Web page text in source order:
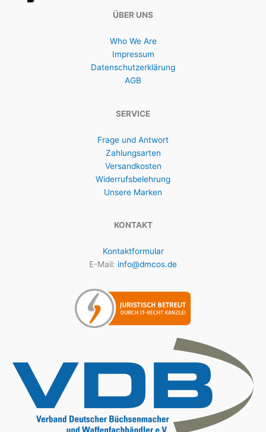
ÜBER UNS
Who We Are
Impressum
Datenschutzerklärung
AGB
SERVICE
Frage und Antwort
Zahlungsarten
Versandkosten
Widerrufsbelehrung
Unsere Marken
KONTAKT
Kontaktformular
E-Mail: info@dmcos.de